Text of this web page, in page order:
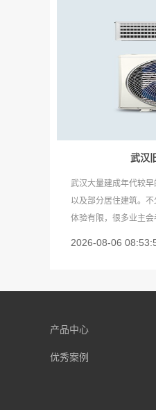
武汉
武汉大量建成年代较
以及部分居住建筑。
体验有限，很多业主会
2026-08-06
产品中心
优秀案例